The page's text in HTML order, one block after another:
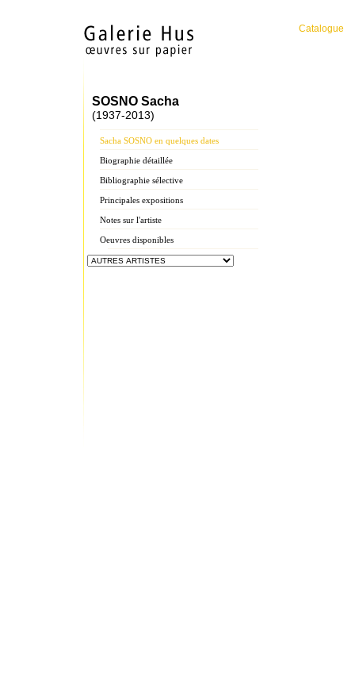
Catalogue
SOSNO Sacha
(1937-2013)
Sacha SOSNO en quelques dates
Biographie détaillée
Bibliographie sélective
Principales expositions
Notes sur l'artiste
Oeuvres disponibles